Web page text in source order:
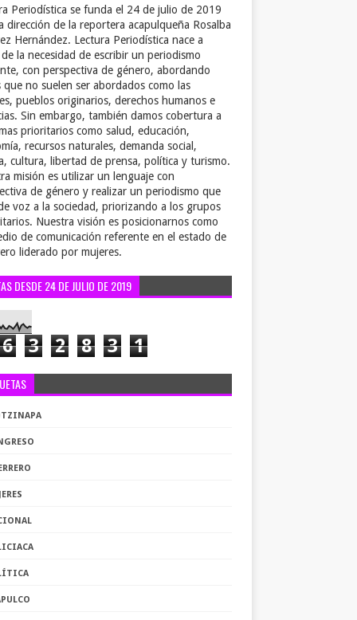
Periodística se funda el 24 de julio de 2019
dirección de la reportera acapulqueña Rosalba
Hernández. Lectura Periodística nace a
la necesidad de escribir un periodismo
con perspectiva de género, abordando
que no suelen ser abordados como las
pueblos originarios, derechos humanos e
Sin embargo, también damos cobertura a
prioritarios como salud, educación,
recursos naturales, demanda social,
cultura, libertad de prensa, política y turismo.
misión es utilizar un lenguaje con
de género y realizar un periodismo que
voz a la sociedad, priorizando a los grupos
Nuestra visión es posicionarnos como
de comunicación referente en el estado de
liderado por mujeres.
DESDE 24 DE JULIO DE 2019
6 3 2 8 3 1